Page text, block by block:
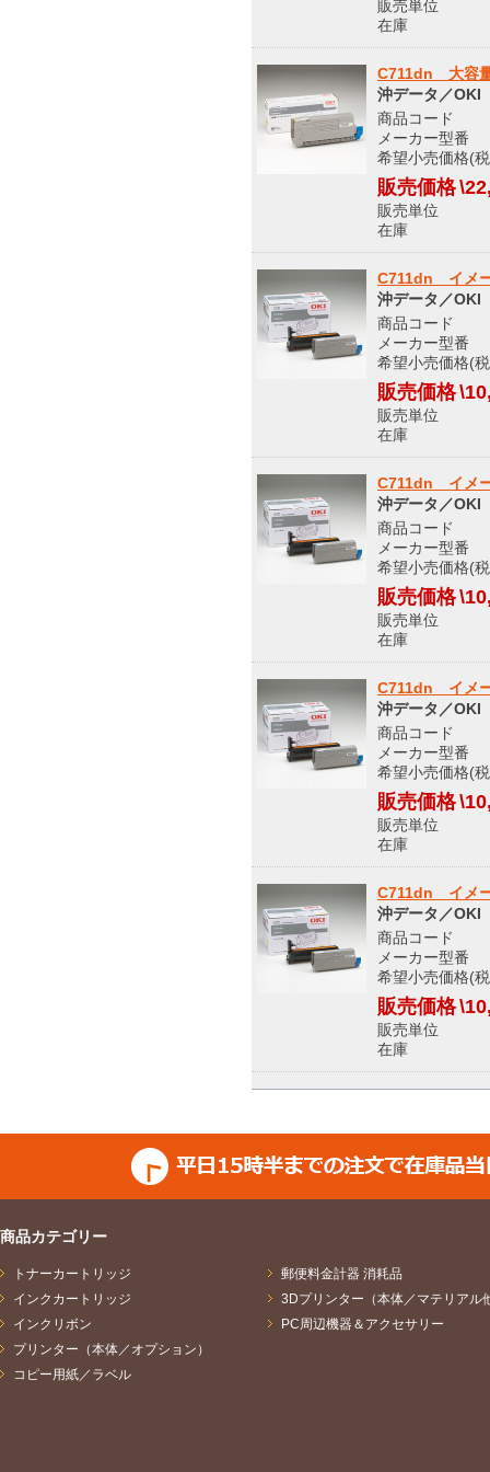
販売単
在庫 メ
C711dn 大容
沖データ／OKI
商品コー
メーカー型
希望小売価格(
販売価格
販売単
在庫 メ
C711dn イメ
沖データ／OKI
商品コー
メーカー型
希望小売価格(
販売価格
販売単
在庫 メ
C711dn イメ
沖データ／OKI
商品コー
メーカー型
希望小売価格(
販売価格
販売単
在庫 メ
C711dn イメ
沖データ／OKI
商品コー
メーカー型
希望小売価格(
販売価格
販売単
在庫 メ
C711dn イメ
沖データ／OKI
商品コー
メーカー型
希望小売価格(
販売価格
販売単
在庫 メ
商品カテゴリー
トナーカートリッジ
インクカートリッジ
インクリボン
プリンター（本体／オプション）
コピー用紙／ラベル
郵便料金計器 消耗品
3Dプリンター（本体／マテリアル
PC周辺機器＆アクセサリー